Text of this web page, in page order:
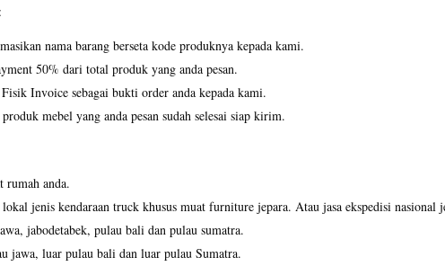
nama barang berseta kode produknya kepada kami.
50% dari total produk yang anda pesan.
Invoice sebagai bukti order anda kepada kami.
mebel yang anda pesan sudah selesai siap kirim.
rumah anda.
jenis kendaraan truck khusus muat furniture jepara. Atau jasa ekspedisi nasional
jabodetabek, pulau bali dan pulau sumatra.
jawa, luar pulau bali dan luar pulau Sumatra.